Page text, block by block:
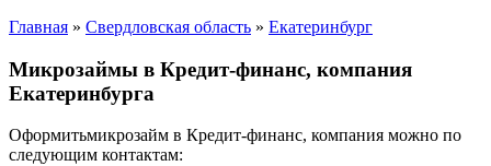
Главная » Свердловская область » Екатеринбург
Микрозаймы в Кредит-финанс, компания
Екатеринбурга
Оформитьмикрозайм в Кредит-финанс, компания можно по
следующим контактам: